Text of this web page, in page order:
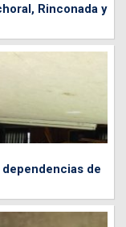
Rinconada y
dependencias de